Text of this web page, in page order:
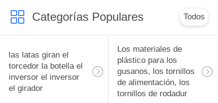
engranajes
Categorías Populares Todos
las latas giran el
torcedor la botella el
inversor el inversor
el girador
Los materiales de
plástico para los
gusanos, los tornillos
de alimentación, los
tornillos de rodadur